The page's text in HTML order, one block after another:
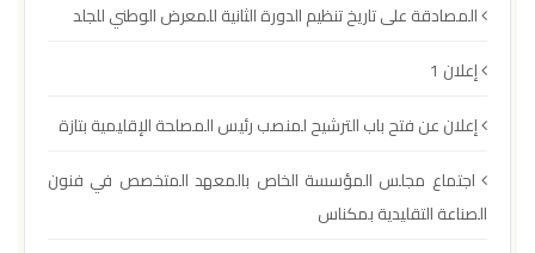
المصادقة على تاريخ تنظيم الدورة الثانية للمعرض الوطني للجلد
إعلان 1
إعلان عن فتح باب الترشيح لمنصب رئيس المصلحة الإقليمية بتازة
اجتماع مجلس المؤسسة الخاص بالمعهد المتخصص في فنون
الصناعة التقليدية بمكناس